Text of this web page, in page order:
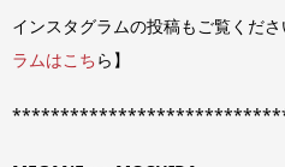
インスタグラムの投稿もご覧くだ
ラムはこちら】